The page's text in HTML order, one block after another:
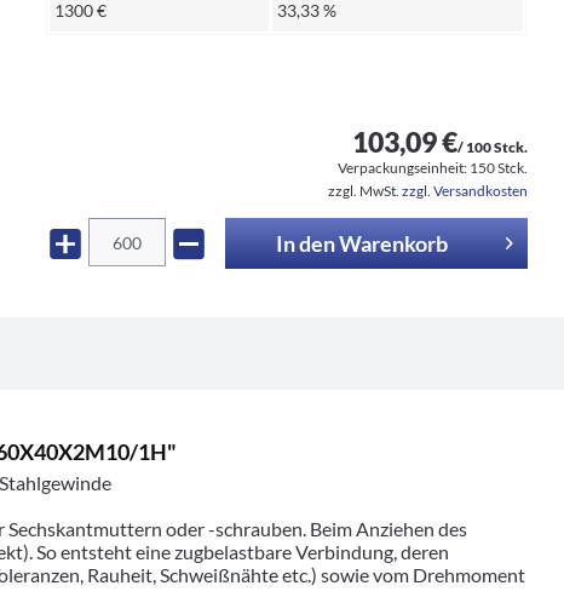
1300 € 33,33 %
103,09 €/ 100 Stck.
Verpackungseinheit: 150 Stck.
zzgl. MwSt. zzgl. Versandkosten
In denWarenkorb
1H"
oder -schrauben. Beim Anziehen des
So entsteht eine zugbelastbare Verbindung, deren
Rauheit, Schweißnähte etc.) sowie vom Drehmoment